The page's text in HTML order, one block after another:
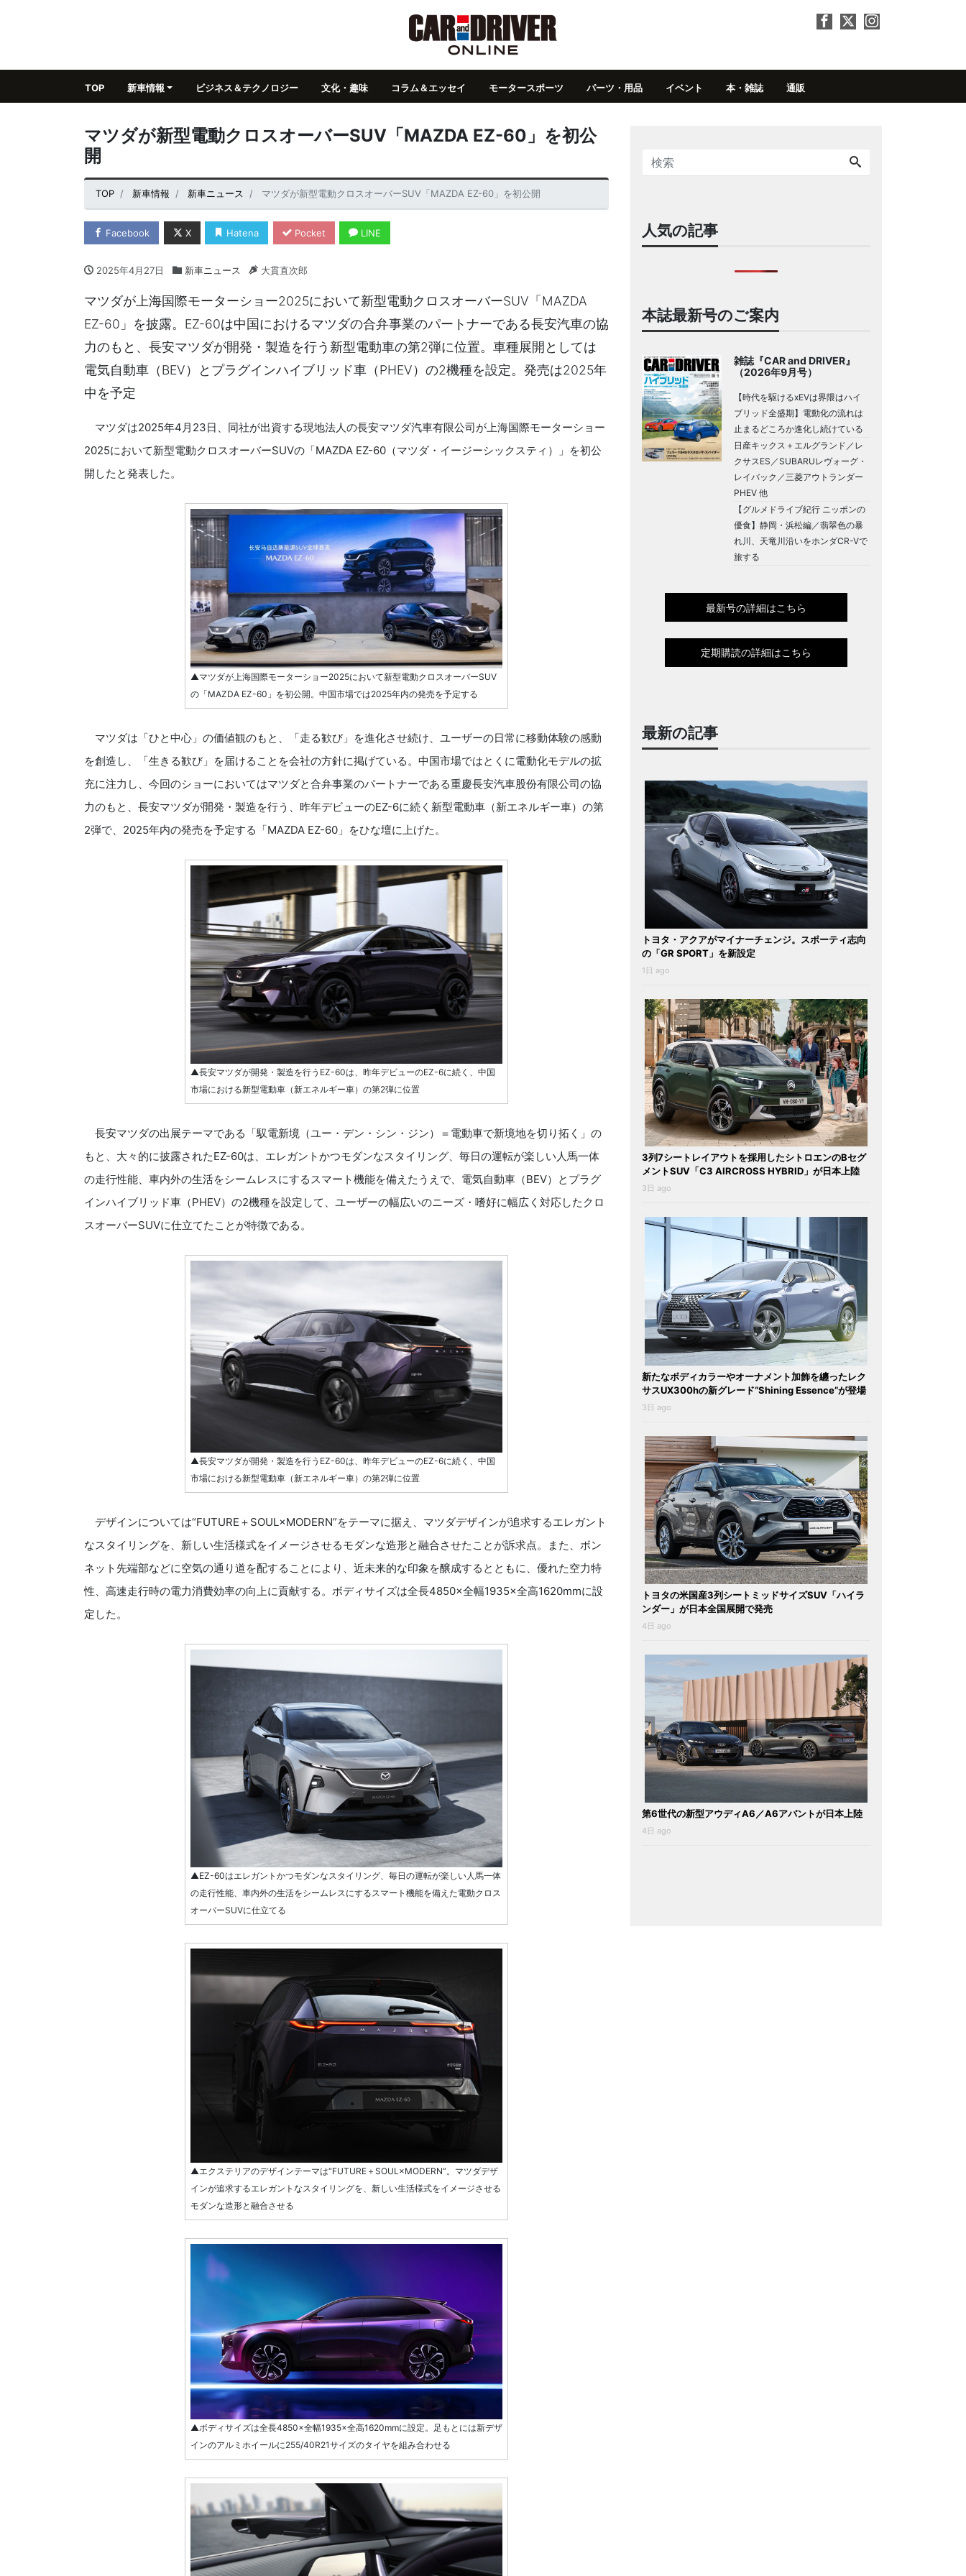
TOP 新車情報 ビジネス＆テクノロジー 文化・趣味 コラム＆エッセイ モータースポーツ パーツ・用品 イベント 本・雑誌 通販
マツダが新型電動クロスオーバーSUV「MAZDA EZ-60」を初公
開
TOP 新車情報 新車ニュース マツダが新型電動クロスオーバーSUV「MAZDA EZ-60」を初公開
Facebook X Hatena Pocket LINE
2025年4月27日 新車ニュース 大貫直次郎
マツダが上海国際モーターショー2025において新型電動クロスオーバーSUV「MAZDA
EZ-60」を披露。EZ-60は中国におけるマツダの合弁事業のパートナーである長安汽車の協
力のもと、長安マツダが開発・製造を行う新型電動車の第2弾に位置。車種展開としては
電気自動車（BEV）とプラグインハイブリッド車（PHEV）の2機種を設定。発売は2025年
中を予定
マツダは2025年4月23日、同社が出資する現地法人の長安マツダ汽車有限公司が上海国際モーターショー
2025において新型電動クロスオーバーSUVの「MAZDA EZ-60（マツダ・イージーシックスティ）」を初公
開したと発表した。
▲マツダが上海国際モーターショー2025において新型電動クロスオーバーSUV
の「MAZDA EZ-60」を初公開。中国市場では2025年内の発売を予定する
マツダは「ひと中心」の価値観のもと、「走る歓び」を進化させ続け、ユーザーの日常に移動体験の感動
を創造し、「生きる歓び」を届けることを会社の方針に掲げている。中国市場ではとくに電動化モデルの拡
充に注力し、今回のショーにおいてはマツダと合弁事業のパートナーである重慶長安汽車股份有限公司の協
力のもと、長安マツダが開発・製造を行う、昨年デビューのEZ-6に続く新型電動車（新エネルギー車）の第
2弾で、2025年内の発売を予定する「MAZDA EZ-60」をひな壇に上げた。
▲長安マツダが開発・製造を行うEZ-60は、昨年デビューのEZ-6に続く、中国
市場における新型電動車（新エネルギー車）の第2弾に位置
長安マツダの出展テーマである「馭電新境（ユー・デン・シン・ジン）＝電動車で新境地を切り拓く」の
もと、大々的に披露されたEZ-60は、エレガントかつモダンなスタイリング、毎日の運転が楽しい人馬一体
の走行性能、車内外の生活をシームレスにするスマート機能を備えたうえで、電気自動車（BEV）とプラグ
インハイブリッド車（PHEV）の2機種を設定して、ユーザーの幅広いのニーズ・嗜好に幅広く対応したクロ
スオーバーSUVに仕立てたことが特徴である。
▲長安マツダが開発・製造を行うEZ-60は、昨年デビューのEZ-6に続く、中国
市場における新型電動車（新エネルギー車）の第2弾に位置
デザインについては“FUTURE＋SOUL×MODERN”をテーマに据え、マツダデザインが追求するエレガント
なスタイリングを、新しい生活様式をイメージさせるモダンな造形と融合させたことが訴求点。また、ボン
ネット先端部などに空気の通り道を配することにより、近未来的な印象を醸成するとともに、優れた空力特
性、高速走行時の電力消費効率の向上に貢献する。ボディサイズは全長4850×全幅1935×全高1620mmに設
定した。
▲EZ-60はエレガントかつモダンなスタイリング、毎日の運転が楽しい人馬一体
の走行性能、車内外の生活をシームレスにするスマート機能を備えた電動クロス
オーバーSUVに仕立てる
▲エクステリアのデザインテーマは“FUTURE＋SOUL×MODERN”。マツダデザ
インが追求するエレガントなスタイリングを、新しい生活様式をイメージさせる
モダンな造形と融合させる
▲ボディサイズは全長4850×全幅1935×全高1620mmに設定。足もとには新デザ
インのアルミホイールに255/40R21サイズのタイヤを組み合わせる
人気の記事
本誌最新号のご案内
雑誌『CAR and DRIVER』
（2026年9月号）
【時代を駆けるxEVは界隈はハイ
ブリッド全盛期】電動化の流れは
止まるどころか進化し続けている
日産キックス＋エルグランド／レ
クサスES／SUBARUレヴォーグ・
レイバック／三菱アウトランダー
PHEV 他
【グルメドライブ紀行 ニッポンの
優食】静岡・浜松編／翡翠色の暴
れ川、天竜川沿いをホンダCR-Vで
旅する
最新号の詳細はこちら
定期購読の詳細はこちら
最新の記事
トヨタ・アクアがマイナーチェンジ。スポーティ志向
の「GR SPORT」を新設定
1日 ago
3列7シートレイアウトを採用したシトロエンのBセグ
メントSUV「C3 AIRCROSS HYBRID」が日本上陸
3日 ago
新たなボディカラーやオーナメント加飾を纏ったレク
サスUX300hの新グレード“Shining Essence”が登場
3日 ago
トヨタの米国産3列シートミッドサイズSUV「ハイラ
ンダー」が日本全国展開で発売
4日 ago
第6世代の新型アウディA6／A6アバントが日本上陸
4日 ago